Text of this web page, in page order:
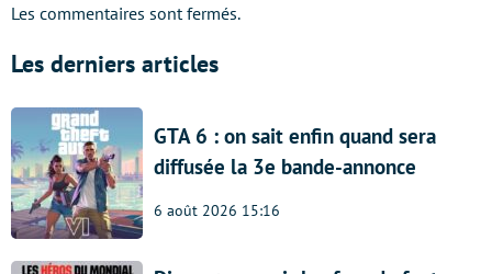
Les commentaires sont fermés.
Les derniers articles
GTA 6 : on sait enfin quand sera
diffusée la 3e bande-annonce
6 août 2026 15:16